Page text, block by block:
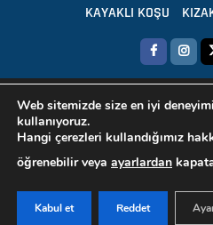
KAYAKLI KOŞU
Copyright © 2024 Tüm hakları
Web sitemizde size en iyi
kullanıyoruz.
Hangi çerezleri kullandığımız
öğrenebilir veya ayarlardan
Kabul et Reddet